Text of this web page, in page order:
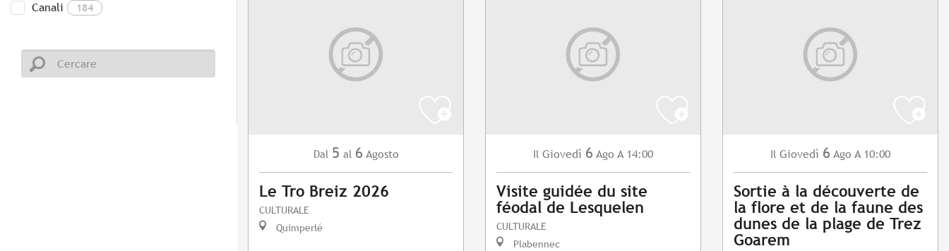
Canali 184
Dal 5 al 6 Agosto
Le Tro Breiz 2026
CULTURALE
Quimperlé
Il Giovedì 6 Ago A 14:00
Visite guidée du site
féodal de Lesquelen
CULTURALE
Plabennec
Il Giovedì 6 Ago A 10:00
Sortie à la découverte de
la flore et de la faune des
dunes de la plage de Trez
Goarem